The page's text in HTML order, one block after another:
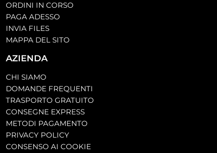
ORDINI IN CORSO
PAGA ADESSO
INVIA FILES
MAPPA DEL SITO
AZIENDA
CHI SIAMO
DOMANDE FREQUENTI
TRASPORTO GRATUITO
CONSEGNE EXPRESS
METODI PAGAMENTO
PRIVACY POLICY
CONSENSO AI COOKIE